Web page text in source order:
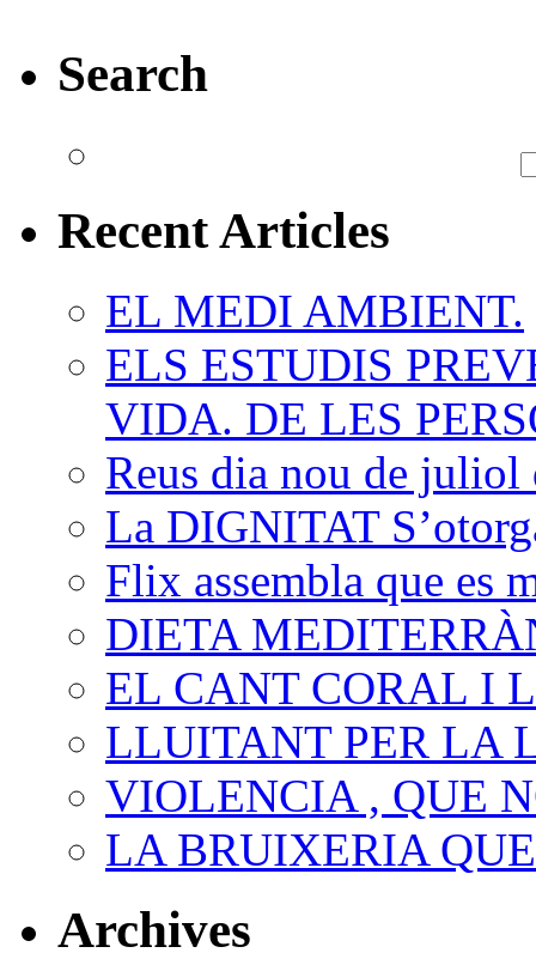
Search
Recent Articles
EL MEDI AMBIENT.
ELS ESTUDIS
VIDA. DE LES
Reus dia nou de juliol
La DIGNITAT
Flix assembla que es
DIETA
EL CANT CORAL I
LLUITANT PER LA
VIOLENCIA , QUE
LA BRUIXERIA
Archives